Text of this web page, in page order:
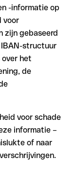
-informatie op
voor
zijn gebaseerd
IBAN-structuur
het
de
voor schade
informatie –
of naar